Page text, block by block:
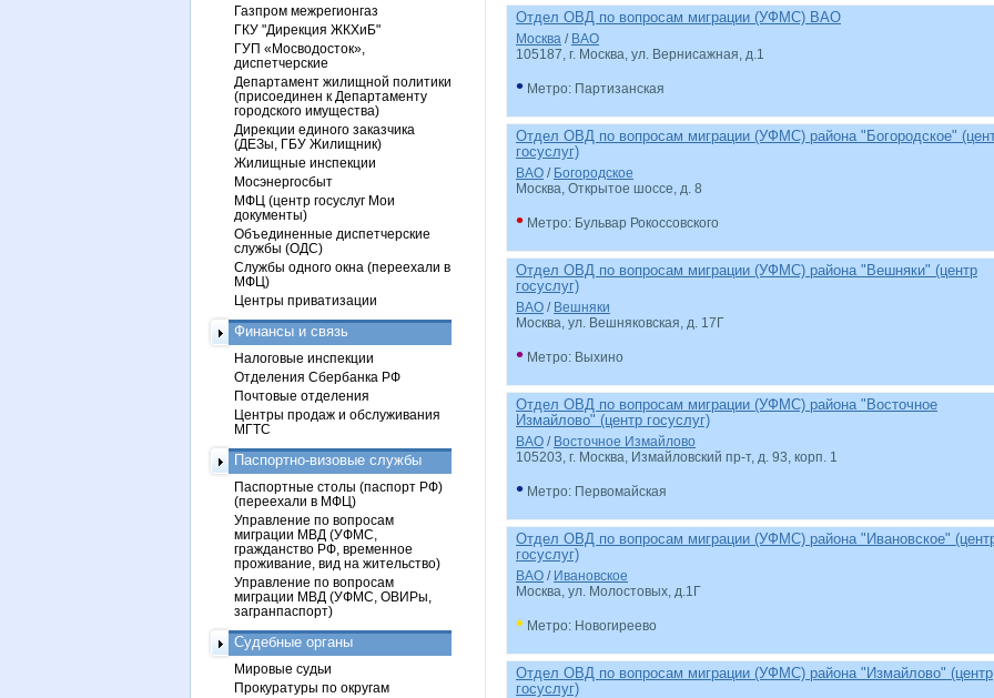
Отдел ОВД по вопросам миграции (УФМС) ВАО
Москва / ВАО
105187, г. Москва, ул. Вернисажная, д.1
• Метро: Партизанская
Отдел ОВД по вопросам миграции (УФМС) района "Богородское"
госуслуг)
ВАО / Богородское
Москва, Открытое шоссе, д. 8
• Метро: Бульвар Рокоссовского
Отдел ОВД по вопросам миграции (УФМС) района "Вешняки" (центр
госуслуг)
ВАО / Вешняки
Москва, ул. Вешняковская, д. 17Г
• Метро: Выхино
Отдел ОВД по вопросам миграции (УФМС) района "Восточное
Измайлово" (центр госуслуг)
ВАО / Восточное Измайлово
105203, г. Москва, Измайловский пр-т, д. 93, корп. 1
• Метро: Первомайская
Отдел ОВД по вопросам миграции (УФМС) района "Ивановское"
госуслуг)
ВАО / Ивановское
Москва, ул. Молостовых, д.1Г
• Метро: Новогиреево
Отдел ОВД по вопросам миграции (УФМС) района "Измайлово" (центр
госуслуг)
Газпром межрегионгаз
ГКУ "Дирекция ЖКХиБ"
ГУП «Мосводосток»,
диспетчерские
Департамент жилищной политики
(присоединен к Департаменту
городского имущества)
Дирекции единого заказчика
(ДЕЗы, ГБУ Жилищник)
Жилищные инспекции
Мосэнергосбыт
МФЦ (центр госуслуг Мои
документы)
Объединенные диспетчерские
службы (ОДС)
Службы одного окна (переехали в
МФЦ)
Центры приватизации
Финансы и связь
Налоговые инспекции
Отделения Сбербанка РФ
Почтовые отделения
Центры продаж и обслуживания
МГТС
Паспортно-визовые службы
Паспортные столы (паспорт РФ)
(переехали в МФЦ)
Управление по вопросам
миграции МВД (УФМС,
гражданство РФ, временное
проживание, вид на жительство)
Управление по вопросам
миграции МВД (УФМС, ОВИРы,
загранпаспорт)
Судебные органы
Мировые судьи
Прокуратуры по округам